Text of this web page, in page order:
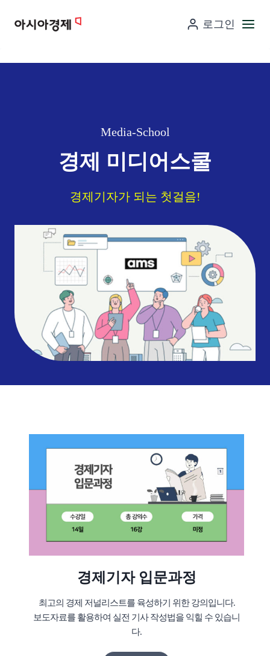
로그인
Media-School
경제 미디어스쿨
경제기자가 되는 첫걸음!
경제기자 입문과정
최고의 경제 저널리스트를 육성하기 위한 강의입니다.
보도자료를 활용하여 실전 기사 작성법을 익힐 수 있습니
다.